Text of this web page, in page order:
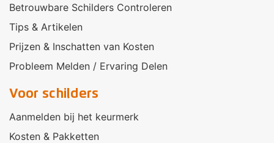
Betrouwbare Schilders Controleren
Tips & Artikelen
Prijzen & Inschatten van Kosten
Probleem Melden / Ervaring Delen
Voor schilders
Aanmelden bij het keurmerk
Kosten & Pakketten